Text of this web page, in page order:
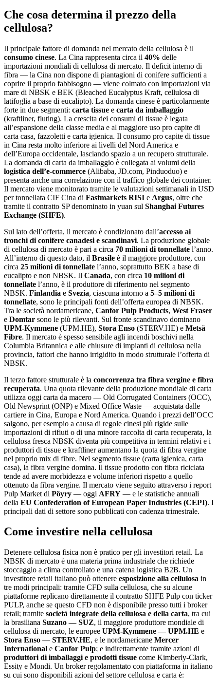
Che cosa determina il prezzo della
cellulosa?
Il principale fattore di domanda nel mercato della cellulosa è il
consumo cinese. La Cina rappresenta circa il 40% delle
importazioni mondiali di cellulosa di mercato. Il deficit interno di
fibra — la Cina non dispone di piantagioni di conifere sufficienti a
coprire il proprio fabbisogno — viene colmato con importazioni via
mare di NBSK e BEK (Bleached Eucalyptus Kraft, cellulosa di
latifoglia a base di eucalipto). La domanda cinese è particolarmente
forte in due segmenti: carta tissue e carta da imballaggio
(kraftliner, fluting). La crescita dei consumi di tissue è legata
all’espansione della classe media e al maggiore uso pro capite di
carta casa, fazzoletti e carta igienica. Il consumo pro capite di tissue
in Cina resta molto inferiore ai livelli del Nord America e
dell’Europa occidentale, lasciando spazio a un recupero strutturale.
La domanda di carta da imballaggio è collegata ai volumi della
logistica dell’e-commerce (Alibaba, JD.com, Pinduoduo) e
presenta anche una correlazione con il traffico globale dei container.
Il mercato viene monitorato tramite le valutazioni settimanali in USD
per tonnellata CIF Cina di Fastmarkets RISI e Argus, oltre che
tramite il contratto SP denominato in yuan sul Shanghai Futures
Exchange (SHFE).
Sul lato dell’offerta, il mercato è condizionato dall’accesso ai
tronchi di conifere canadesi e scandinavi. La produzione globale
di cellulosa di mercato è pari a circa 70 milioni di tonnellate l’anno.
All’interno di questo dato, il Brasile è il maggiore produttore, con
circa 25 milioni di tonnellate l’anno, soprattutto BEK a base di
eucalipto e non NBSK. Il Canada, con circa 10 milioni di
tonnellate l’anno, è il produttore di riferimento nel segmento
NBSK. Finlandia e Svezia, ciascuna intorno a 5–5 milioni di
tonnellate, sono le principali fonti dell’offerta europea di NBSK.
Tra le società nordamericane, Canfor Pulp Products, West Fraser
e Domtar sono le più rilevanti. Sul fronte scandinavo dominano
UPM-Kymmene (UPM.HE), Stora Enso (STERV.HE) e Metsä
Fibre. Il mercato è spesso sensibile agli incendi boschivi nella
Columbia Britannica e alle chiusure di impianti di cellulosa nella
provincia, fattori che hanno irrigidito in modo strutturale l’offerta di
NBSK.
Il terzo fattore strutturale è la concorrenza tra fibra vergine e fibra
recuperata. Una quota rilevante della produzione mondiale di carta
utilizza oggi carta da macero — Old Corrugated Containers (OCC),
Old Newsprint (ONP) e Mixed Office Waste — acquistata dalle
cartiere in Cina, Europa e Nord America. Quando i prezzi dell’OCC
salgono, per esempio a causa di regole cinesi più rigide sulle
importazioni di rifiuti o di una minore raccolta di carta recuperata, la
cellulosa fresca NBSK diventa più competitiva in termini relativi e i
produttori di tissue e kraftliner aumentano la quota di fibra vergine
nel proprio mix di fibre. Nel segmento tissue (carta igienica, carta
casa), la fibra vergine domina. Il tissue prodotto con fibra riciclata
tende ad avere morbidezza e volume inferiori rispetto a quello
ottenuto da fibra vergine. Il mercato viene seguito attraverso i report
Pulp Market di Pöyry — oggi AFRY — e le statistiche annuali
della EU Confederation of European Paper Industries (CEPI). I
principali dati di settore sono pubblicati con cadenza trimestrale.
Come investire nella cellulosa
Detenere cellulosa fisica non è pratico per gli investitori retail. La
NBSK di mercato è una materia prima industriale che richiede
stoccaggio a clima controllato e una catena logistica B2B. Un
investitore retail italiano può ottenere esposizione alla cellulosa in
tre modi principali: tramite CFD sulla cellulosa, che su alcune
piattaforme replicano direttamente il contratto SHFE Pulp con ticker
PULP, anche se questo CFD non è disponibile presso tutti i broker
retail; tramite società integrate della cellulosa e della carta, tra cui
la brasiliana Suzano — SUZ, il maggiore produttore mondiale di
cellulosa di mercato, le europee UPM-Kymmene — UPM.HE e
Stora Enso — STERV.HE, e le nordamericane Mercer
International e Canfor Pulp; e indirettamente tramite azioni di
produttori di imballaggi e prodotti tissue come Kimberly-Clark,
Essity e Mondi. Un broker regolamentato con piattaforma in italiano
su cui sono disponibili azioni del settore cellulosa e carta è: